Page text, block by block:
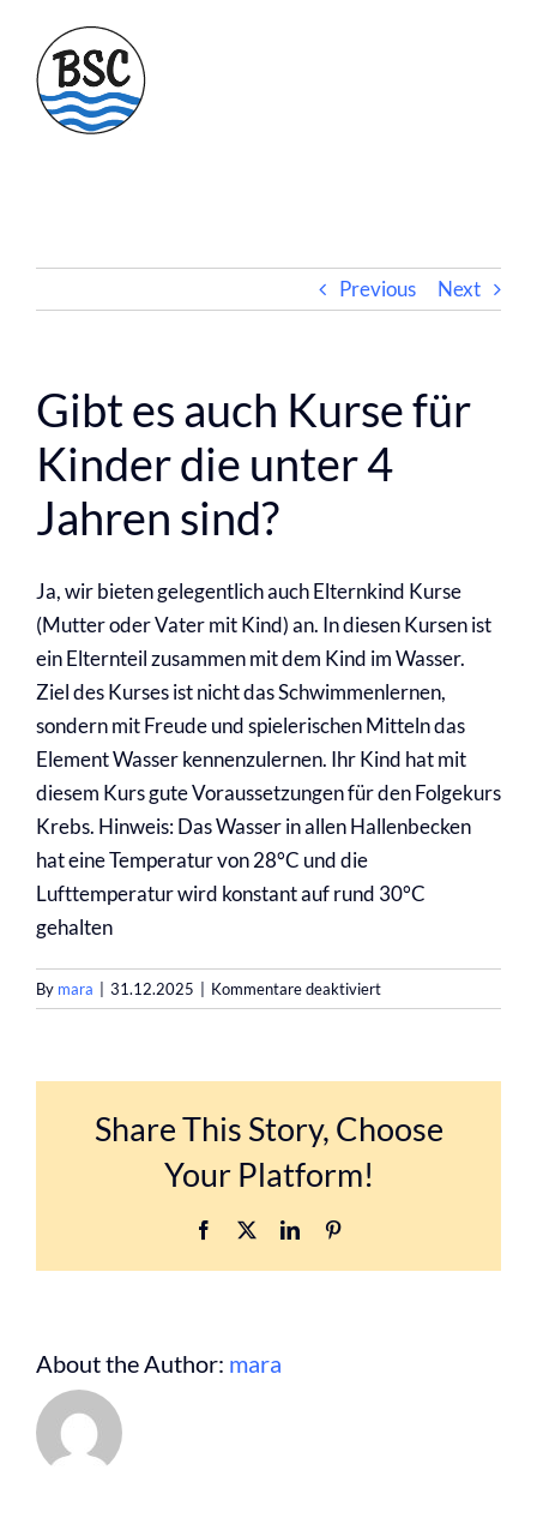
content
Previous Next
Gibt es auch Kurse für
Kinder die unter 4
Jahren sind?
Ja, wir bieten gelegentlich auch Elternkind Kurse
(Mutter oder Vater mit Kind) an. In diesen Kursen ist
ein Elternteil zusammen mit dem Kind im Wasser.
Ziel des Kurses ist nicht das Schwimmenlernen,
sondern mit Freude und spielerischen Mitteln das
Element Wasser kennenzulernen. Ihr Kind hat mit
diesem Kurs gute Voraussetzungen für den Folgekurs
Krebs. Hinweis: Das Wasser in allen Hallenbecken
hat eine Temperatur von 28°C und die
Lufttemperatur wird konstant auf rund 30°C
gehalten
By mara 31.12.2025 Kommentare deaktiviertfür
Gibt
Kinder
Share This Story, Choose
Your Platform!
Facebook LinkedIn
About the Author: mara